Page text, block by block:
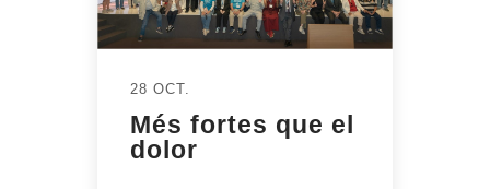
28 OCT.
Més fortes que el
dolor